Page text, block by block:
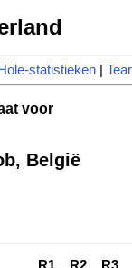
Hole-statistieken|
voor
België